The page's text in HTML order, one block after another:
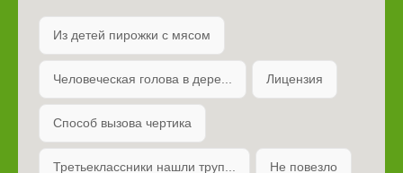
Из детей пирожки с мясом
Человеческая голова в дере... Лицензия
Способ вызова чертика
Третьеклассники нашли труп... Не повезло